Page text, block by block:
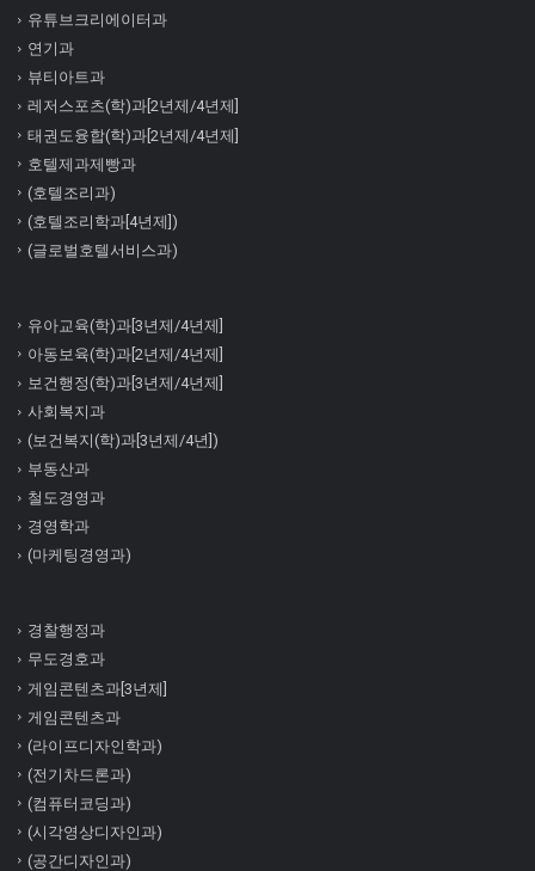
유튜브크리에이터과
연기과
뷰티아트과
레저스포츠(학)과[2년제/4년제]
태권도융합(학)과[2년제/4년제]
호텔제과제빵과
(호텔조리과)
(호텔조리학과[4년제])
(글로벌호텔서비스과)
유아교육(학)과[3년제/4년제]
아동보육(학)과[2년제/4년제]
보건행정(학)과[3년제/4년제]
사회복지과
(보건복지(학)과[3년제/4년])
부동산과
철도경영과
경영학과
(마케팅경영과)
경찰행정과
무도경호과
게임콘텐츠과[3년제]
게임콘텐츠과
(라이프디자인학과)
(전기차드론과)
(컴퓨터코딩과)
(시각영상디자인과)
(공간디자인과)